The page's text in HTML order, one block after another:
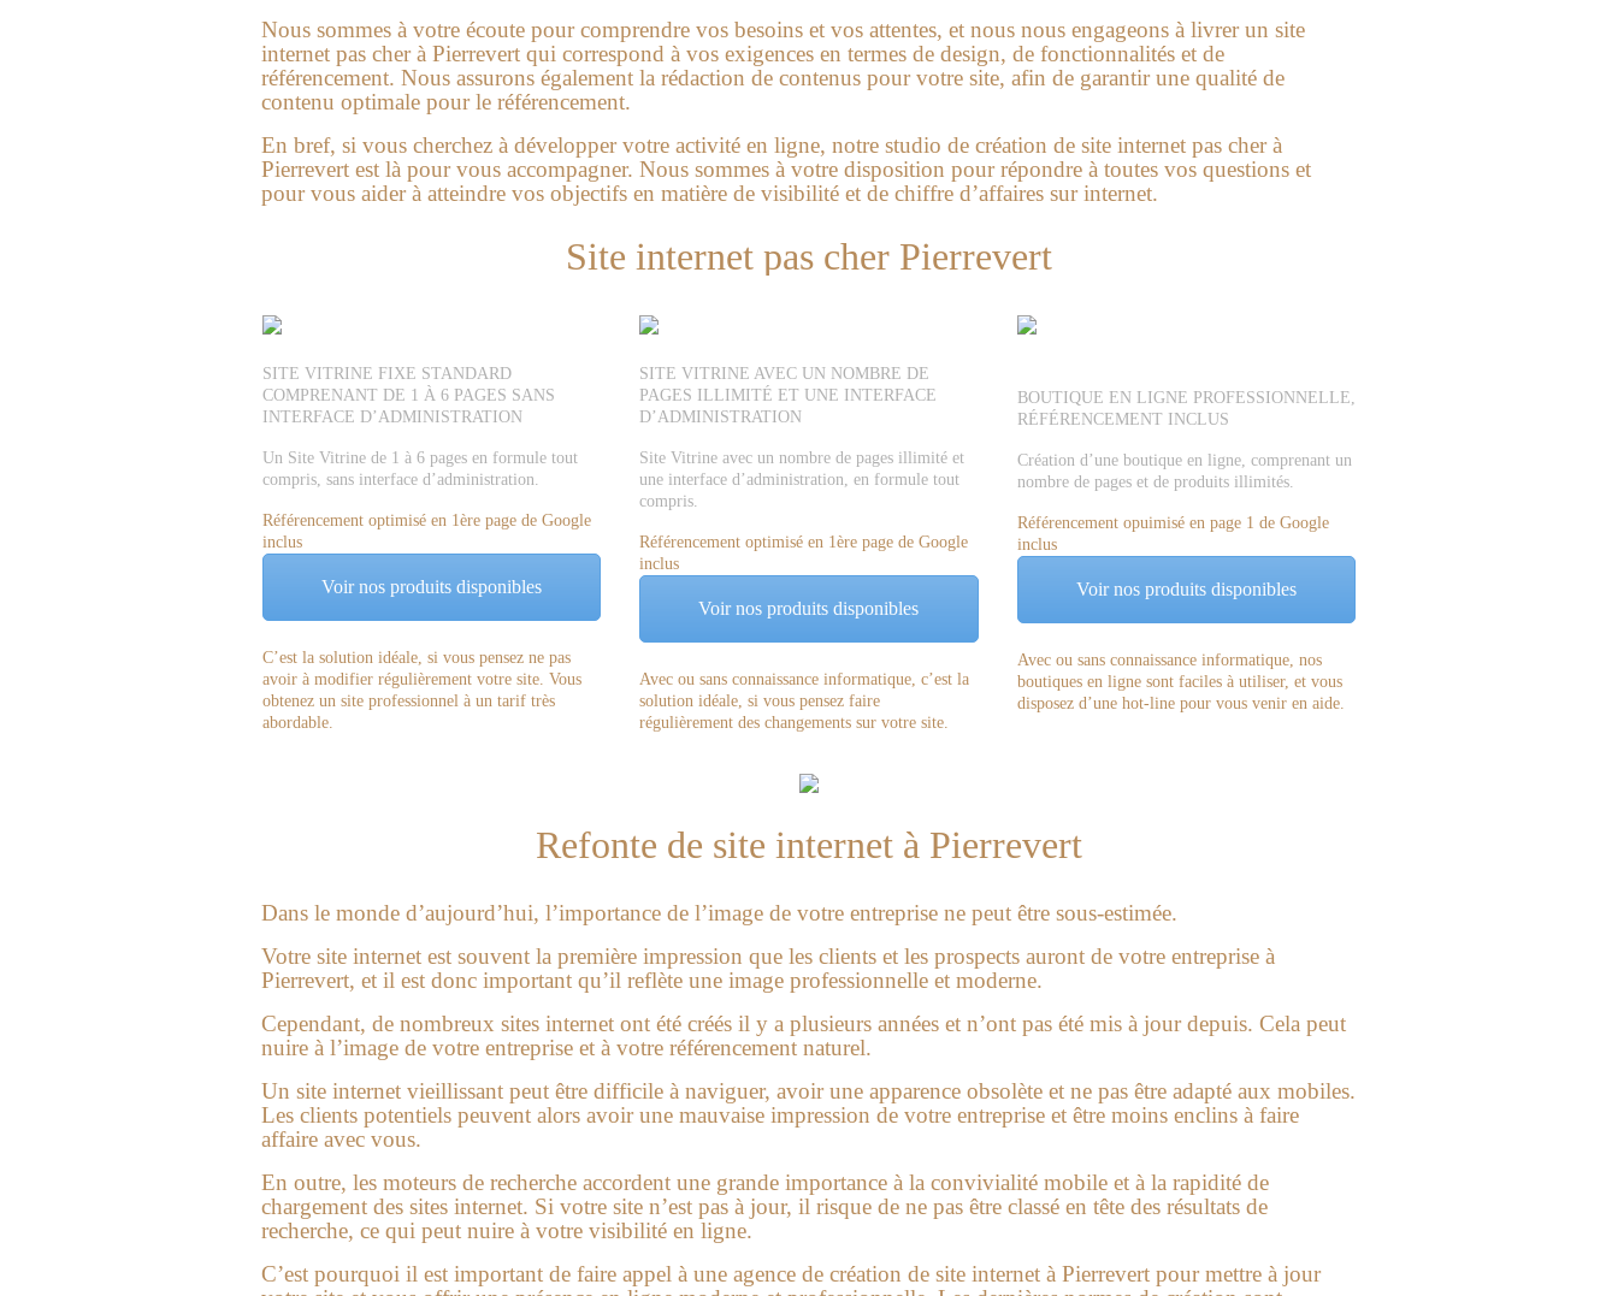
Nous sommes à votre écoute pour comprendre vos besoins et vos attentes, et nous nous engageons à livrer un site
internet pas cher à Pierrevert qui correspond à vos exigences en termes de design, de fonctionnalités et de
référencement. Nous assurons également la rédaction de contenus pour votre site, afin de garantir une qualité de
contenu optimale pour le référencement.
En bref, si vous cherchez à développer votre activité en ligne, notre studio de création de site internet pas cher à
Pierrevert est là pour vous accompagner. Nous sommes à votre disposition pour répondre à toutes vos questions et
pour vous aider à atteindre vos objectifs en matière de visibilité et de chiffre d’affaires sur internet.
Site internet pas cher Pierrevert
SITE VITRINE FIXE STANDARD
COMPRENANT DE 1 À 6 PAGES SANS
INTERFACE D’ADMINISTRATION
Un Site Vitrine de 1 à 6 pages en formule tout
compris, sans interface d’administration.
Référencement optimisé en 1ère page de Google
inclus
Voir nos produits disponibles
C’est la solution idéale, si vous pensez ne pas
avoir à modifier régulièrement votre site. Vous
obtenez un site professionnel à un tarif très
abordable.
SITE VITRINE AVEC UN NOMBRE DE
PAGES ILLIMITÉ ET UNE INTERFACE
D’ADMINISTRATION
Site Vitrine avec un nombre de pages illimité et
une interface d’administration, en formule tout
compris.
Référencement optimisé en 1ère page de Google
inclus
Voir nos produits disponibles
Avec ou sans connaissance informatique, c’est la
solution idéale, si vous pensez faire
régulièrement des changements sur votre site.
BOUTIQUE EN LIGNE PROFESSIONNELLE,
RÉFÉRENCEMENT INCLUS
Création d’une boutique en ligne, comprenant un
nombre de pages et de produits illimités.
Référencement opuimisé en page 1 de Google
inclus
Voir nos produits disponibles
Avec ou sans connaissance informatique, nos
boutiques en ligne sont faciles à utiliser, et vous
disposez d’une hot-line pour vous venir en aide.
Refonte de site internet à Pierrevert
Dans le monde d’aujourd’hui, l’importance de l’image de votre entreprise ne peut être sous-estimée.
Votre site internet est souvent la première impression que les clients et les prospects auront de votre entreprise à
Pierrevert, et il est donc important qu’il reflète une image professionnelle et moderne.
Cependant, de nombreux sites internet ont été créés il y a plusieurs années et n’ont pas été mis à jour depuis. Cela peut
nuire à l’image de votre entreprise et à votre référencement naturel.
Un site internet vieillissant peut être difficile à naviguer, avoir une apparence obsolète et ne pas être adapté aux mobiles.
Les clients potentiels peuvent alors avoir une mauvaise impression de votre entreprise et être moins enclins à faire
affaire avec vous.
En outre, les moteurs de recherche accordent une grande importance à la convivialité mobile et à la rapidité de
chargement des sites internet. Si votre site n’est pas à jour, il risque de ne pas être classé en tête des résultats de
recherche, ce qui peut nuire à votre visibilité en ligne.
C’est pourquoi il est important de faire appel à une agence de création de site internet à Pierrevert pour mettre à jour